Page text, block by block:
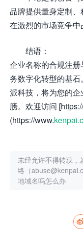
品牌提供量身定制
在激烈的市场竞争中
结语：
企业名称的合规注
务数字化转型的基
派科技，将为您的
膀。欢迎访问
(https://www.
未经允许不得转载，
络（
地域名吗怎么办